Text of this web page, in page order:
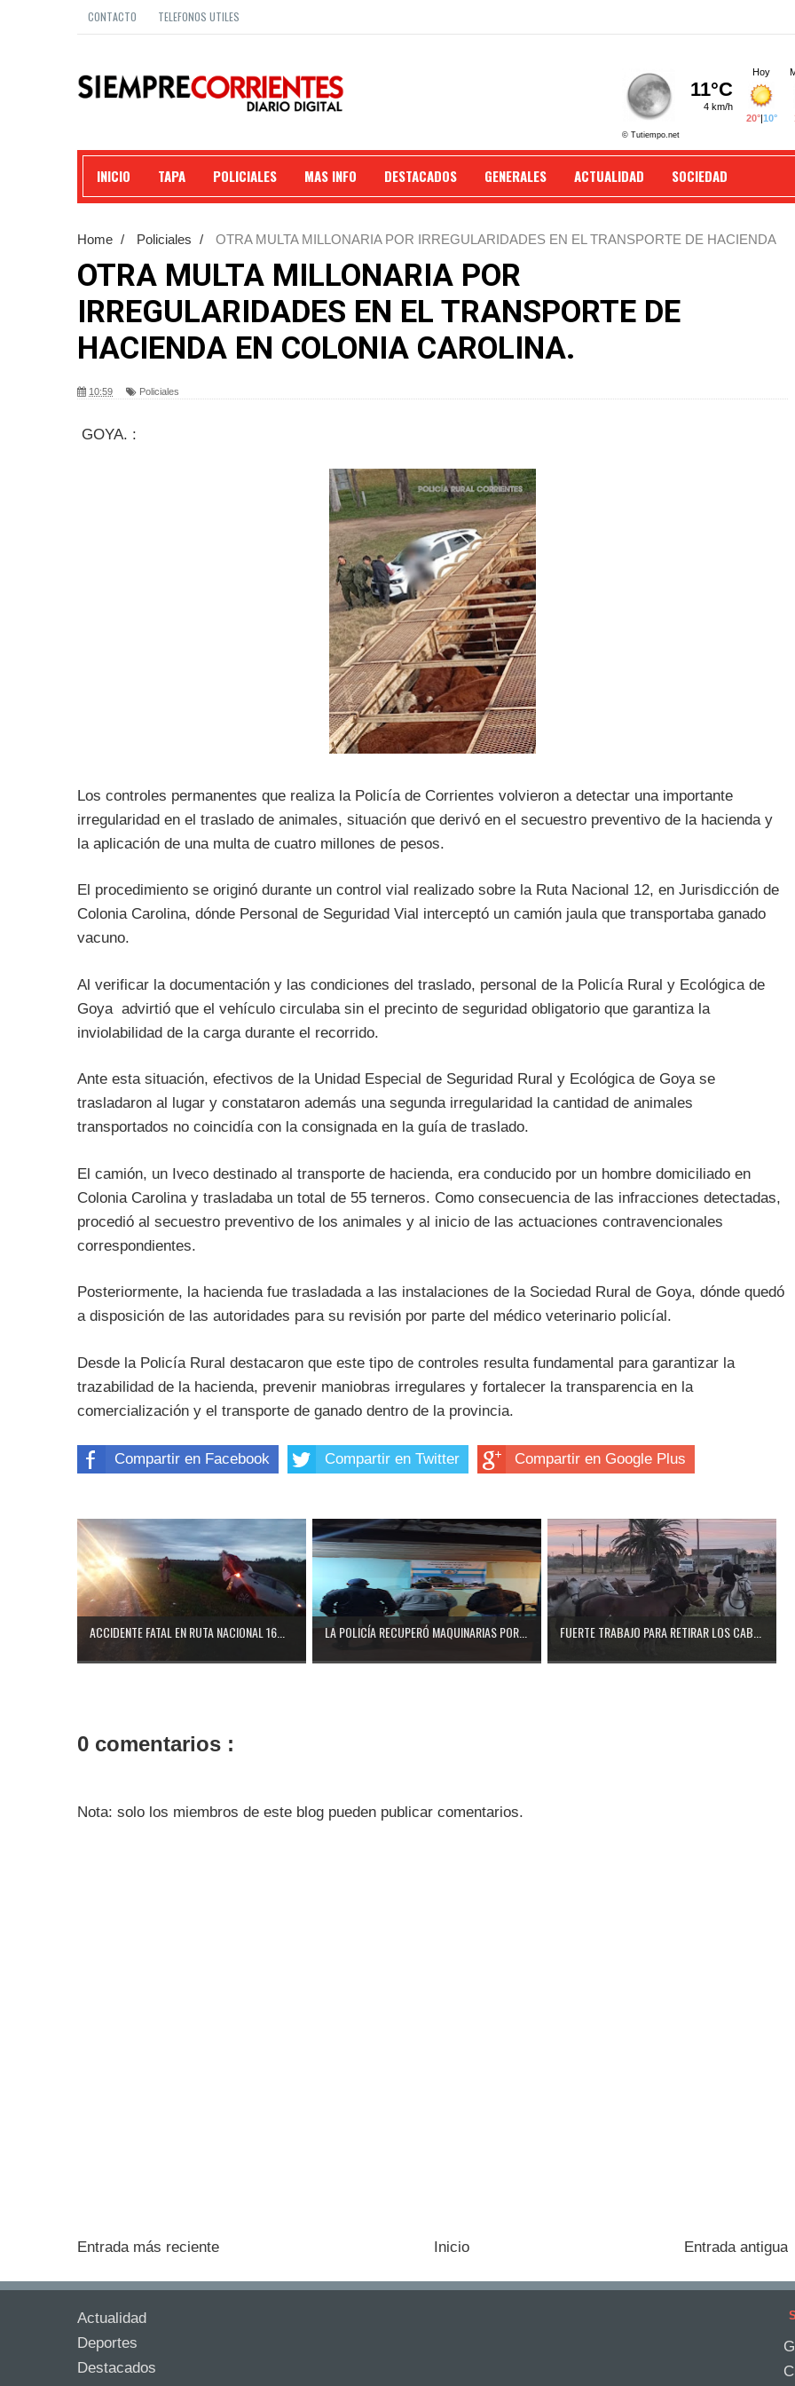
CONTACTO TELEFONOS UTILES
INICIO TAPA POLICIALES MAS INFO DESTACADOS GENERALES ACTUALIDAD SOCIEDAD
Home / Policiales /
OTRA MULTA MILLONARIA POR IRREGULARIDADES EN EL TRANSPORTE DE HACIENDA
OTRA MULTA MILLONARIA POR
IRREGULARIDADES EN EL TRANSPORTE DE
HACIENDA EN COLONIA CAROLINA.
10:59 Policiales
GOYA. :
Los controles permanentes que realiza la Policía de Corrientes volvieron a detectar una importante
irregularidad en el traslado de animales, situación que derivó en el secuestro preventivo de la hacienda y
la aplicación de una multa de cuatro millones de pesos.
El procedimiento se originó durante un control vial realizado sobre la Ruta Nacional 12, en Jurisdicción de
Colonia Carolina, dónde Personal de Seguridad Vial interceptó un camión jaula que transportaba ganado
vacuno.
Al verificar la documentación y las condiciones del traslado, personal de la Policía Rural y Ecológica de
Goya advirtió que el vehículo circulaba sin el precinto de seguridad obligatorio que garantiza la
inviolabilidad de la carga durante el recorrido.
Ante esta situación, efectivos de la Unidad Especial de Seguridad Rural y Ecológica de Goya se
trasladaron al lugar y constataron además una segunda irregularidad la cantidad de animales
transportados no coincidía con la consignada en la guía de traslado.
El camión, un Iveco destinado al transporte de hacienda, era conducido por un hombre domiciliado en
Colonia Carolina y trasladaba un total de 55 terneros. Como consecuencia de las infracciones detectadas,
procedió al secuestro preventivo de los animales y al inicio de las actuaciones contravencionales
correspondientes.
Posteriormente, la hacienda fue trasladada a las instalaciones de la Sociedad Rural de Goya, dónde quedó
a disposición de las autoridades para su revisión por parte del médico veterinario policíal.
Desde la Policía Rural destacaron que este tipo de controles resulta fundamental para garantizar la
trazabilidad de la hacienda, prevenir maniobras irregulares y fortalecer la transparencia en la
comercialización y el transporte de ganado dentro de la provincia.
Compartir en Facebook Compartir en Twitter Compartir en Google Plus
ACCIDENTE FATAL EN RUTA NACIONAL 16... LA POLICÍA RECUPERÓ MAQUINARIAS POR... FUERTE TRABAJO PARA RETIRAR LOS CAB...
0 comentarios :
Nota: solo los miembros de este blog pueden publicar comentarios.
Entrada más reciente Entrada antigua
Inicio
Actualidad
Deportes
Destacados